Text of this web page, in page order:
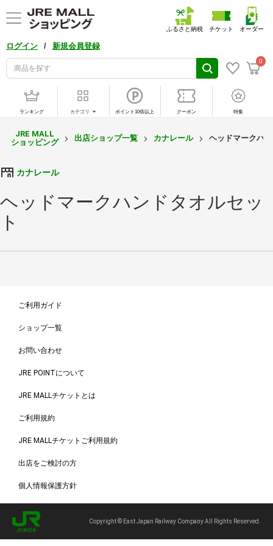
ログイン / 新規会員登録
0
ふるさと納税 チケット オーダー
ランキング カテゴリ ポイント10倍以上 クーポン 特集
JRE MALL
ショッピング
出店ショップ一覧 カナレール ヘッドマークハ
カナレール
ヘッドマークハンドタオルセッ
ト
ご利用ガイド
ショップ一覧
お問い合わせ
JRE POINTについて
JRE MALLチケットとは
ご利用規約
JRE MALLチケットご利用規約
出店をご検討の方
個人情報保護方針
Copyright © East Japan Railway Company All Rights Reserved.